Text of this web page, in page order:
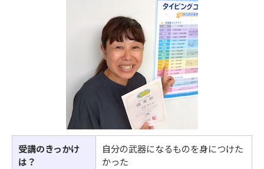
受講のきっかけ
は？
自分の武器になるものを身につけた
かった